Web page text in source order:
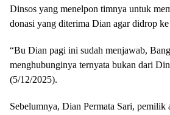
Dinsos yang menelpon timnya untuk
donasi yang diterima Dian agar didrop
“Bu Dian pagi ini sudah menjawab,
menghubunginya ternyata bukan dari
(5/12/2025).
Sebelumnya, Dian Permata Sari, pemilik